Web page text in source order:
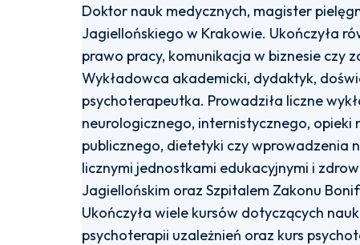
Doktor nauk medycznych, magister
Jagiellońskiego w Krakowie. Ukończyła
prawo pracy, komunikacja w biznesie czy
Wykładowca akademicki, dydaktyk,
psychoterapeutka. Prowadziła liczne
neurologicznego, internistycznego, opieki
publicznego, dietetyki czy wprowadzenia
licznymi jednostkami edukacyjnymi i
Jagiellońskim oraz Szpitalem Zakonu
Ukończyła wiele kursów dotyczących
psychoterapii uzależnień oraz kurs